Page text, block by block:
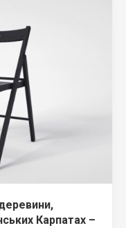
деревини,
Карпатах –